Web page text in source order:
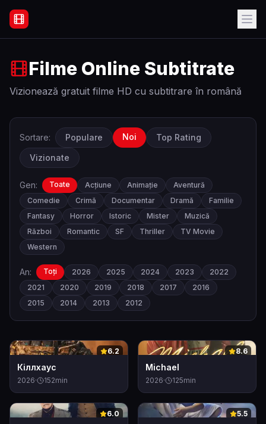
Filme Online Subtitrate - Acasă
Filme Online Subtitrate
Vizionează gratuit filme HD cu subtitrare în română
Sortare: Populare Noi
Top Rating
Vizionate
Gen: Toate Acțiune Animație
Aventură
Comedie
Crimă Documentar Dramă
Familie
Fantasy
Horror Istoric Mister
Muzică
Război
Romantic SF Thriller
TV Movie
Western
An: Toți 2026 2025 2024 2023
2022
2021
2020 2019 2018 2017
2016
2015
2014 2013 2012
0 6.2
Кіллхаус
2026· 152min
0 8.6
Michael
2026· 125min
0 6.0 0 5.5